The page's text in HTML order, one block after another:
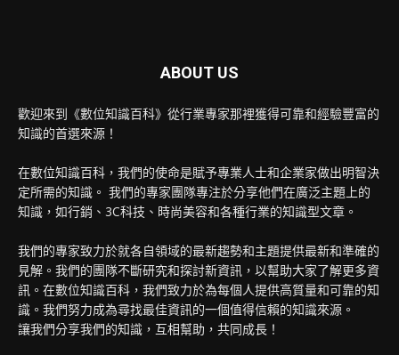
ABOUT US
歡迎來到《數位知識百科》從行業專家那裡獲得可靠和經驗豐富的
知識的首選來源！
在數位知識百科，我們的使命是賦予專業人士和企業家做出明智決
定所需的知識。 我們的專家團隊專注於分享他們在廣泛主題上的
知識，如行銷、3C科技、時尚美容和各種行業的知識型文章。
我們的專家致力於就各自領域的最新趨勢和主題提供最新和準確的
見解。我們的團隊不斷研究和探討新資訊，以幫助大家了解更多資
訊。在數位知識百科，我們致力於為每個人提供高質量和可靠的知
識。我們努力成為尋找最佳資訊的一個值得信賴的知識來源。
讓我們分享我們的知識，互相幫助，共同成長！